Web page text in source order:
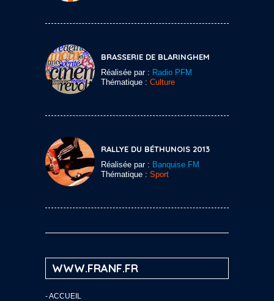
BRASSERIE DE BLARINGHEM
Réalisée par : Radio PFM
Thématique : Culture
RALLYE DU BÉTHUNOIS 2013
Réalisée par : Banquise FM
Thématique : Sport
WWW.FRANF.FR
-ACCUEIL